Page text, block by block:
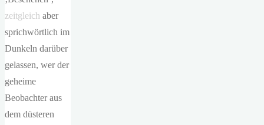
zeitgleich aber
sprichwörtlich im
Dunkeln darüber
gelassen, wer der
geheime
Beobachter aus
dem düsteren